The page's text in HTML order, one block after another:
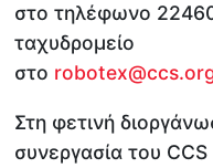
στο τηλέφωνο
ταχυδρομείο
στο
Στη φετινή
συνεργασία του